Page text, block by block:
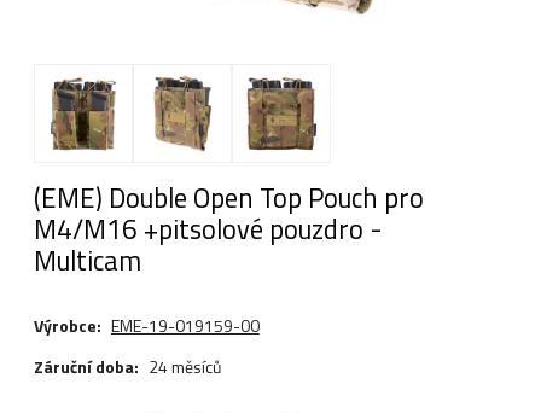
(EME) Double Open Top Pouch pro
M4/M16 +pitsolové pouzdro -
Multicam
Výrobce: EME-19-019159-00
Záruční doba: 24 měsíců